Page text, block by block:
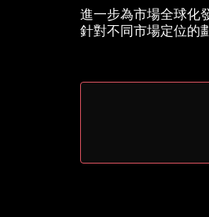
進一步為市場全球化
針對不同市場定位的